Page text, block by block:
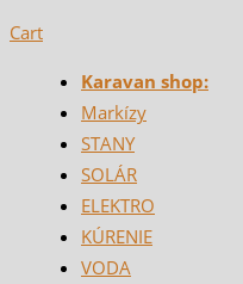
Cart
Karavan shop:
Markízy
STANY
SOLÁR
ELEKTRO
KÚRENIE
VODA